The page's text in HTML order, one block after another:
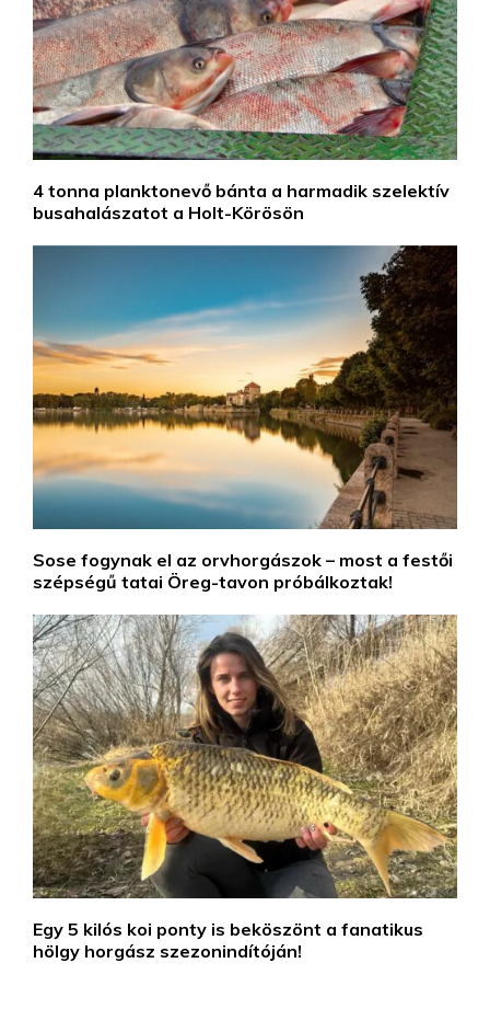
4 tonna planktonevő bánta a harmadik szelektív
busahalászatot a Holt-Körösön
Sose fogynak el az orvhorgászok – most a festői
szépségű tatai Öreg-tavon próbálkoztak!
Egy 5 kilós koi ponty is beköszönt a fanatikus
hölgy horgász szezonindítóján!